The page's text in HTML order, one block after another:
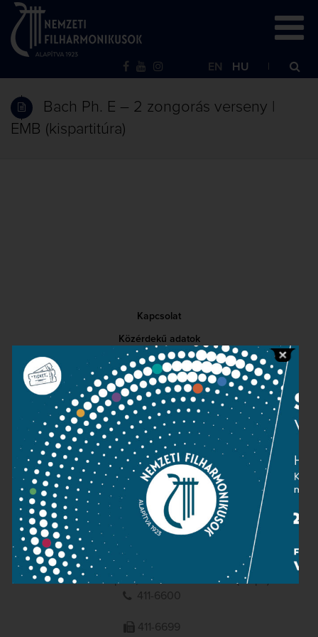
EN HU
Bach Ph. E – 2 zongorás verseny |
EMB (kispartitúra)
Kapcsolat
Közérdekű adatok
Sajtószoba
Adatvédelem
Impresszum
NEMZETI
FILHARMONIKUSOK
1095 Budapest, Komor Marcell u. 1. (Müpa)
411-6600
411-6699